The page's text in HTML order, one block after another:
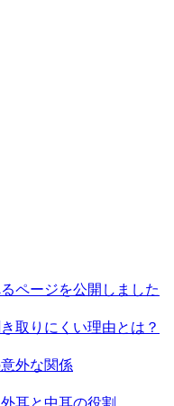
ページを公開しました
取りにくい理由とは？
外な関係